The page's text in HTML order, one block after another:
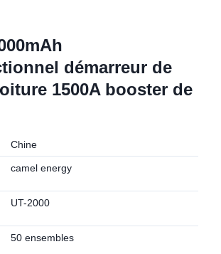
démarreur de
1500A booster de
Chine
camel energy
UT-2000
50 ensembles